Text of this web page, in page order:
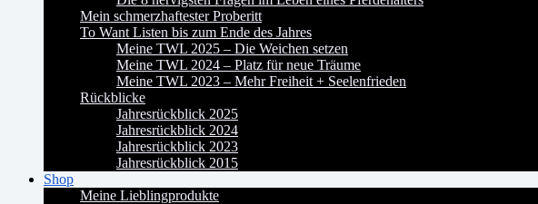
Mein schmerzhaftester Proberitt
To Want Listen bis zum Ende des Jahres
Meine TWL 2025 – Die Weichen setzen
Meine TWL 2024 – Platz für neue Träume
Meine TWL 2023 – Mehr Freiheit + Seelenfrieden
Rückblicke
Jahresrückblick 2025
Jahresrückblick 2024
Jahresrückblick 2023
Jahresrückblick 2015
Shop
Meine Lieblingprodukte